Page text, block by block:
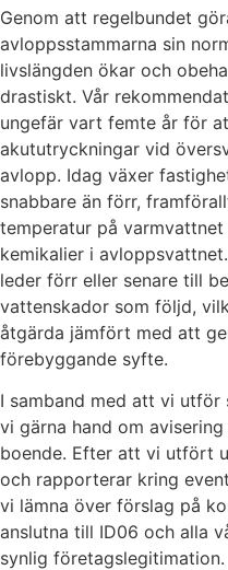
Genom att regelbundet
avloppsstammarna sin
livslängden ökar och
drastiskt. Vår
ungefär vart femte år för
akututryckningar vid
avlopp. Idag växer
snabbare än förr,
temperatur på
kemikalier i
leder förr eller senare till
vattenskador som följd,
åtgärda jämfört med att
förebyggande syfte.
I samband med att vi
vi gärna hand om
boende. Efter att vi utfört
och rapporterar kring
vi lämna över förslag på
anslutna till ID06 och alla
synlig företagslegitimation.